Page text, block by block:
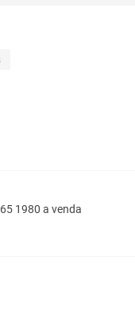
whatsapp
1980 a venda